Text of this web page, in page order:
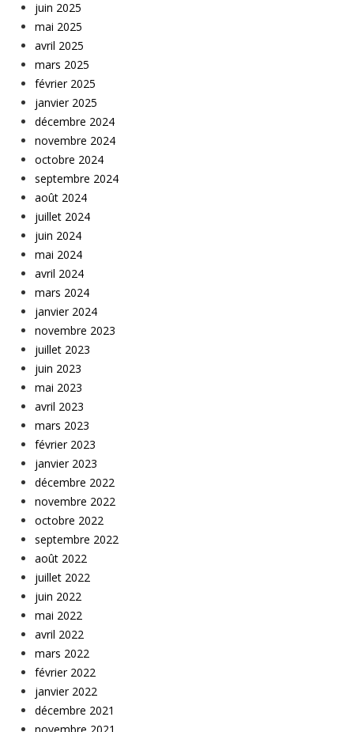
juin 2025
mai 2025
avril 2025
mars 2025
février 2025
janvier 2025
décembre 2024
novembre 2024
octobre 2024
septembre 2024
août 2024
juillet 2024
juin 2024
mai 2024
avril 2024
mars 2024
janvier 2024
novembre 2023
juillet 2023
juin 2023
mai 2023
avril 2023
mars 2023
février 2023
janvier 2023
décembre 2022
novembre 2022
octobre 2022
septembre 2022
août 2022
juillet 2022
juin 2022
mai 2022
avril 2022
mars 2022
février 2022
janvier 2022
décembre 2021